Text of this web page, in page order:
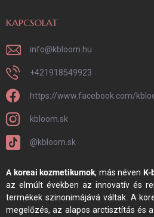
KAPCSOLAT
info@kbloom.hu
+421918549923
https://www.facebook.com/
kbloom.sk
@kbloom.sk
A koreai kozmetikumok, más néven K-
az elmúlt években az innovatív és
termékek szinonimájává váltak. A
megelőzés, az alapos arctisztítás és